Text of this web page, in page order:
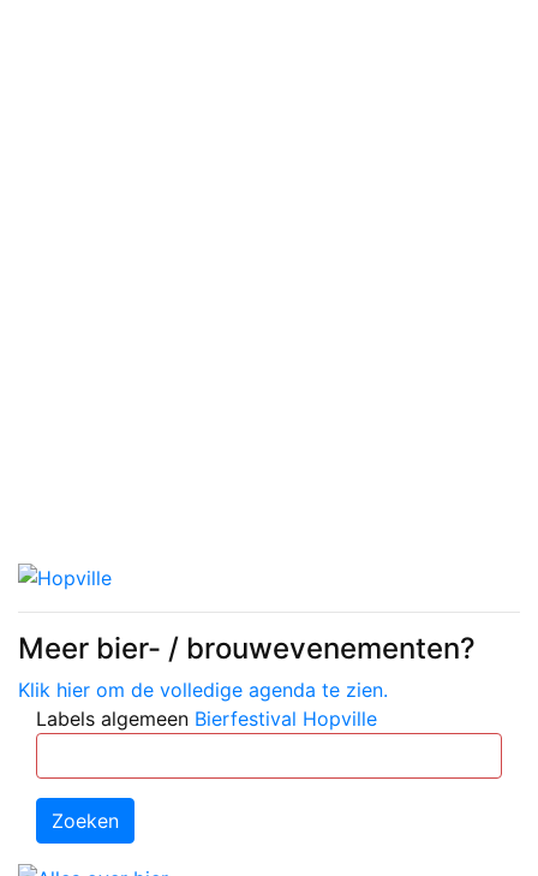
Meer bier- / brouwevenementen?
Klik hier om de volledige agenda te zien.
Labels algemeen Bierfestival Hopville